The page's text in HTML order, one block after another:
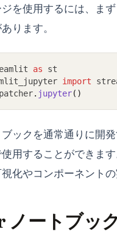
を使用するには、ま
ります。
as st
import
. jupyter()
ックを通常通りに開
用することができま
化やコンポーネント
ノートブッ